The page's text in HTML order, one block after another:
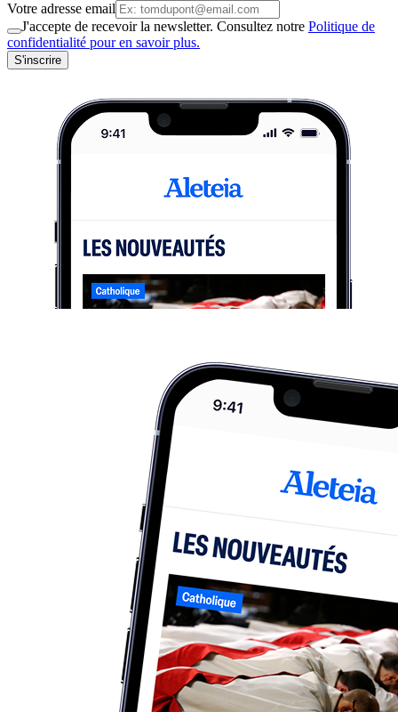
Votre adresse email
J'accepte de recevoir la newsletter. Consultez notre Politique de
confidentialité pour en savoir plus.
S'inscrire